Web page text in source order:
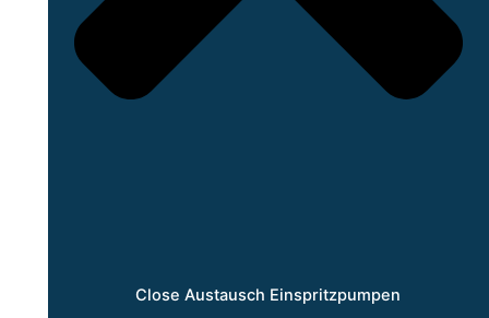
Close Austausch Einspritzpumpen